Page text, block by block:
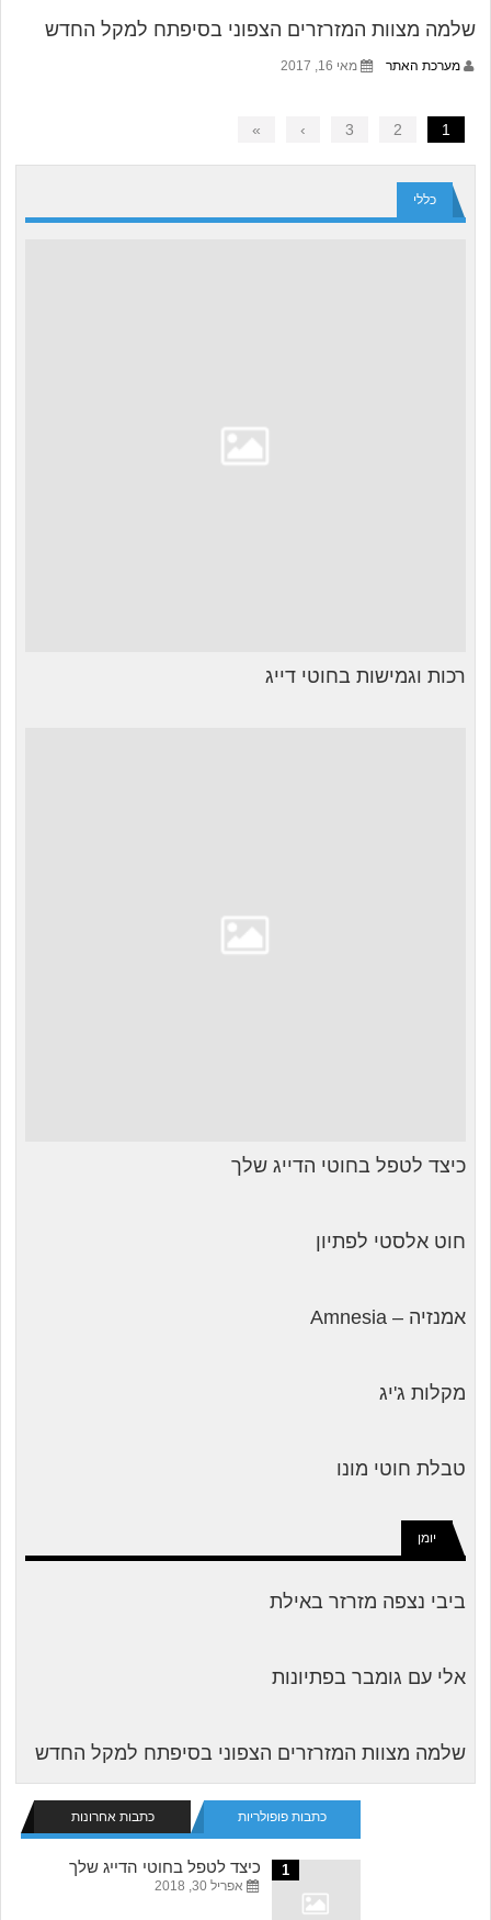
שלמה מצוות המזרזרים הצפוני בסיפתח למקל החדש
מערכת האתר מאי 16, 2017
1
2
3
›
»
כללי
רכות וגמישות בחוטי דייג
כיצד לטפל בחוטי הדייג שלך
חוט אלסטי לפתיון
אמנזיה – Amnesia
מקלות ג'יג
טבלת חוטי מונו
יומן
ביבי נצפה מזרזר באילת
אלי עם גומבר בפתיונות
שלמה מצוות המזרזרים הצפוני בסיפתח למקל החדש
כתבות פופולריות כתבות אחרונות
1 כיצד לטפל בחוטי הדייג שלך
אפריל 30, 2018